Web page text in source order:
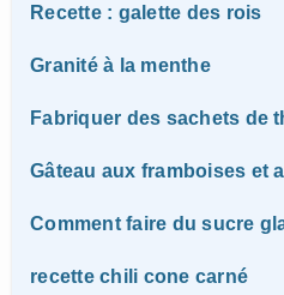
Recette : galette des rois
Granité à la menthe
Fabriquer des sachets de
Gâteau aux framboises et
Comment faire du sucre
recette chili cone carné